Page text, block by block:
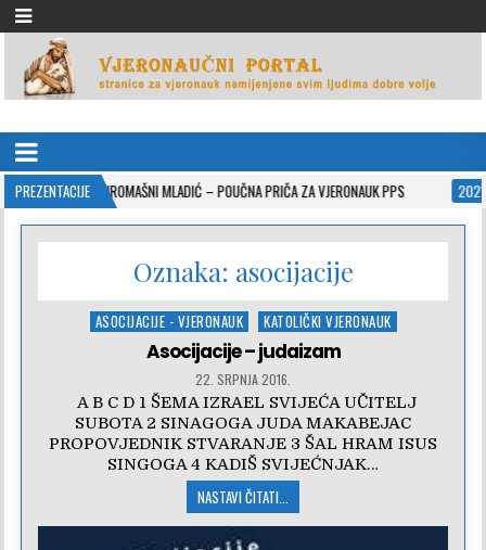
VJERONAUČNI PORTAL
PREZENTACIJEMLADIĆ – POUČNA PRIČA ZA VJERONAUK PPS 2021-05-02
Oznaka: asocijacije
Posted
ASOCIJACIJE - VJERONAUK KATOLIČKI VJERONAUK
Asocijacije – judaizam
22. SRPNJA 2016.
A B C D 1 ŠEMA IZRAEL SVIJEĆA UČITELJ
SUBOTA 2 SINAGOGA JUDA MAKABEJAC
PROPOVJEDNIK STVARANJE 3 ŠAL HRAM ISUS
SINGOGA 4 KADIŠ SVIJEĆNJAK…
NASTAVI ČITATI...